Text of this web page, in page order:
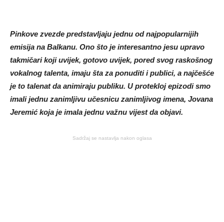
Pinkove zvezde predstavljaju jednu od najpopularnijih
emisija na Balkanu. Ono što je interesantno jesu upravo
takmičari koji uvijek, gotovo uvijek, pored svog raskošnog
vokalnog talenta, imaju šta za ponuditi i publici, a najčešće
je to talenat da animiraju publiku. U protekloj epizodi smo
imali jednu zanimljivu učesnicu zanimljivog imena, Jovana
Jeremić koja je imala jednu važnu vijest da objavi.
Sadržaj se nastavlja nakon oglasa